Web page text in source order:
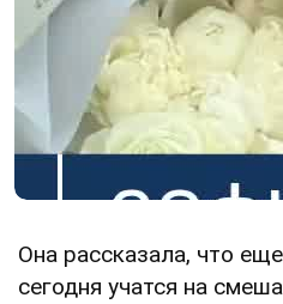
Она рассказала, что
сегодня учатся на